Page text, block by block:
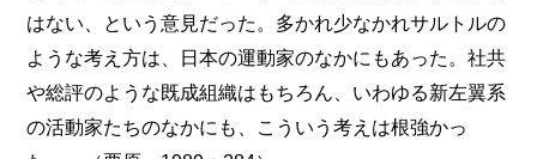
はない、という意見だった。多かれ少なかれサルトルの
ような考え方は、日本の運動家のなかにもあった。社共
や総評のような既成組織はもちろん、いわゆる新左翼系
の活動家たちのなかにも、こういう考えは根強かっ